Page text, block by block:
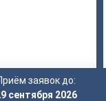
заявок до:
сентября 2026